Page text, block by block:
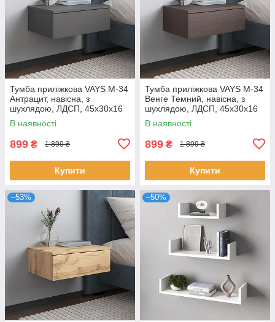
Тумба приліжкова VAYS M-34
Антрацит, навісна, з
шухлядою, ЛДСП, 45х30х16
см – для спальні
В наявності
899 ₴ 1 899 ₴
Купити
Тумба приліжкова VAYS M-34
Венге Темний, навісна, з
шухлядою, ЛДСП, 45х30х16
см – для спальні
В наявності
899 ₴ 1 899 ₴
Купити
–53% –50%